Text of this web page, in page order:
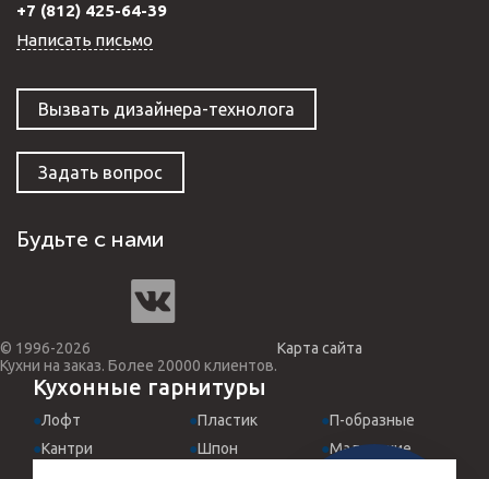
+7 (812) 425-64-39
Написать письмо
Вызвать дизайнера-технолога
Задать вопрос
Будьте с нами
© 1996-2026
Кухни на заказ. Более 20000 клиентов.
Карта сайта
Кухонные гарнитуры
Лофт
Кантри
Пластик
Шпон
П-образные
Маленькие